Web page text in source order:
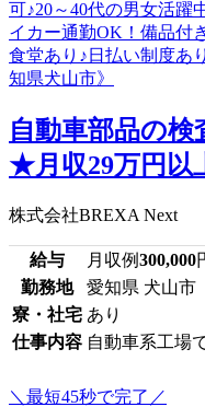
自動車部品の検
★月収29万円以
株式会社BREXA Next
給与 月収例300,000
勤務地
愛知県 犬山市
寮・社宅 あり
仕事内容 自動車系工場
＼最短45秒で完了／